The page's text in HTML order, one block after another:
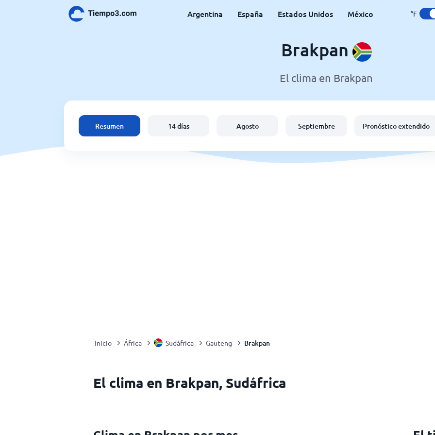
Argentina España Estados Unidos México °F
Brakpan
El clima en Brakpan
Resumen 14 días Agosto Septiembre Pronóstico extendido
Inicio África Sudáfrica Gauteng Brakpan
El clima en Brakpan, Sudáfrica